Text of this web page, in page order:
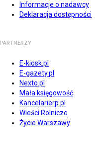
Informacje o nadawcy
Deklaracja dostępności
PARTNERZY
E-kiosk.pl
E-gazety.pl
Nexto.pl
Mała księgowość
Kancelarierp.pl
Wieści Rolnicze
Życie Warszawy